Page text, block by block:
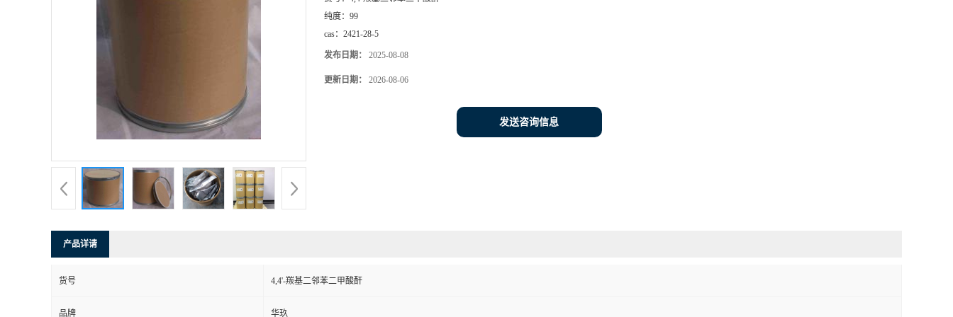
纯度： 99
cas： 2421-28-5
发布日期： 2025-08-08
更新日期： 2026-08-06
发送咨询信息
产品详请
货号 4,4'-羰基二邻苯二甲酸酐
品牌 华玖